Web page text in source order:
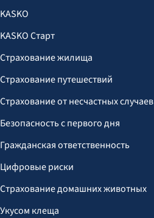
KASKO
KASKO Старт
Страхование жилища
Страхование путешествий
Страхование от несчастных случаев
Безопасность с первого дня
Гражданская ответственность
Цифровые риски
Страхование домашних животных
Укусом клеща